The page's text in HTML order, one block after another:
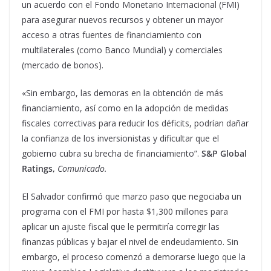
un acuerdo con el Fondo Monetario Internacional (FMI)
para asegurar nuevos recursos y obtener un mayor
acceso a otras fuentes de financiamiento con
multilaterales (como Banco Mundial) y comerciales
(mercado de bonos).
«Sin embargo, las demoras en la obtención de más
financiamiento, así como en la adopción de medidas
fiscales correctivas para reducir los déficits, podrían dañar
la confianza de los inversionistas y dificultar que el
gobierno cubra su brecha de financiamiento”. S&P Global
Ratings, Comunicado.
El Salvador confirmó que marzo paso que negociaba un
programa con el FMI por hasta $1,300 millones para
aplicar un ajuste fiscal que le permitiría corregir las
finanzas públicas y bajar el nivel de endeudamiento. Sin
embargo, el proceso comenzó a demorarse luego que la